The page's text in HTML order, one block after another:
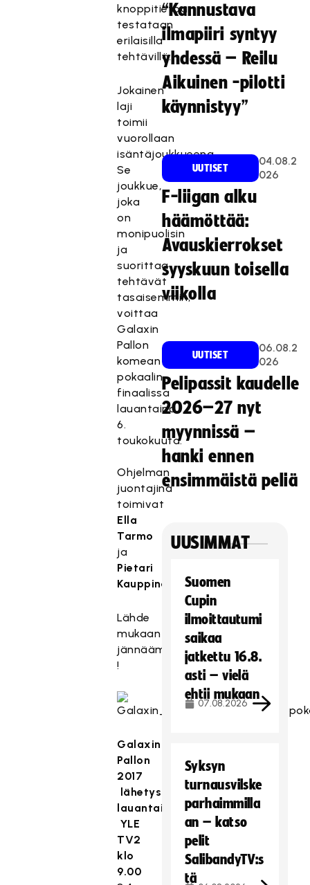
knoppitietoa
testataan
erilaisilla
tehtävillä.
Jokainen
laji
toimii
vuorollaan
isäntäjoukkueena.
Se
joukkue,
joka
on
monipuolisin
ja
suorittaa
tehtävät
tasaisemmin,
voittaa
Galaxin
Pallon
komean
pokaalin
finaalissa
lauantaina
6.
toukokuuta.
Ohjelman
juontajina
toimivat
Ella
Tarmo
ja
Pietari
Kauppinen
Lähde
mukaan
jännäämään
!
Galaxin
Pallon
2017
lähetyspäivät
lauantaisin
YLE
TV2
klo
9.00
“Kannustava
ilmapiiri syntyy
yhdessä – Reilu
Aikuinen -pilotti
käynnistyy”
UUTISET
04.08.2
026
F-liigan alku
häämöttää:
Avauskierrokset
syyskuun toisella
viikolla
UUTISET
06.08.2
026
Pelipassit kaudelle
2026–27 nyt
myynnissä –
hanki ennen
ensimmäistä peliä
UUSIMMAT
Suomen
Cupin
ilmoittautumi
saikaa
jatkettu 16.8.
asti – vielä
ehtii mukaan
07.08.2026
Syksyn
turnausvilske
parhaimmilla
an – katso
pelit
SalibandyTV:s
tä